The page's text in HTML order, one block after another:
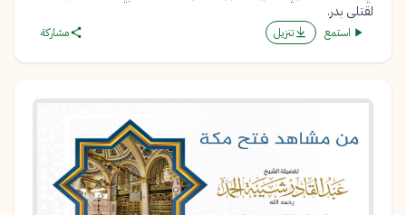
لقتلى بدر.
استمع تنزيل مشاركة